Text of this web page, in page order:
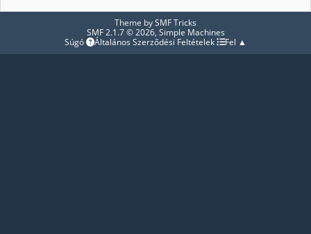
Theme bySMF Tricks
SMF 2.1.7 © 2026, Simple Machines
Súgó
Általános Szerződési Feltételek Fel ▲